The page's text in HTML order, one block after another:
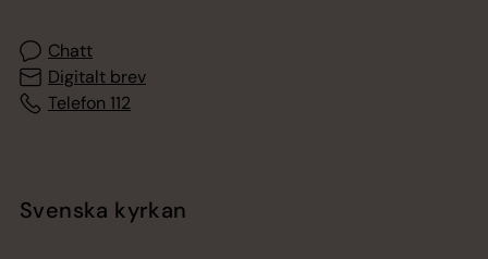
Chatt
Digitalt brev
Telefon 112
Svenska kyrkan